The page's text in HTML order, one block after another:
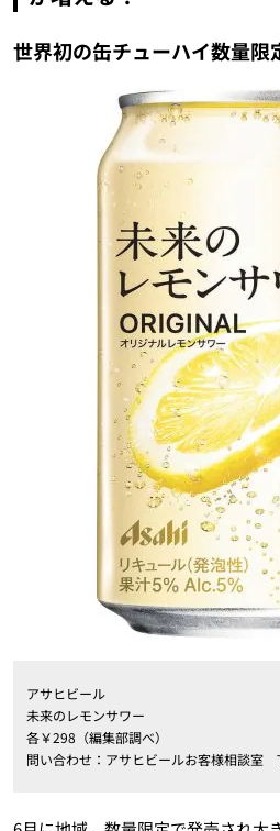
世界初の缶チューハイ数量限
アサヒビール
未来のレモンサワー
各￥298（編集部調べ）
問い合わせ：アサヒビールお客様相談室